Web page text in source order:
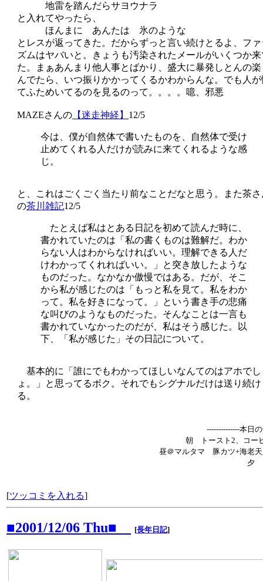
地雷を踏んだらサヨウナラ
と入れてやったら、
ほんまに あんたは 氷のような
とレスが返ってきた。だからずっと言い続けとるよ、ファ
ズムはヤバいと。きょうも汚染されたメールがいくつか来
た。まぁあんまり他人事とばかり、盛大に暴発しとんの楽
んでたら、いつ振りかかってくるかわからんな。でも人が
てふためいてるのを見るのって。。。。噫、邪悪
MAZEさんの 【迷走神経】 12/5
今は、僕が自然体で書いたものを、自然体で受け
止めてくれる人だけが読みに来てくれるような感
じ。
と、これはごくごく当たり前なことだなと思う。また茶さ
の茶川雑記12/5
たとえば私はとある日記を初めて読んだ時に、
書かれていたのは「私の書くものは難解だ。わか
らない人はわからなければいい。理解できる人だ
けわかってくれればいい。」と突き放したような
ものだった。なかなか傲慢ではある。だが、そこ
から私が感じたのは「もっと私を見て。私をわか
って。私を好きになって。」という書き手の悲痛
な叫びのようなものだった。そんなことは一言も
書かれていなかったのだが、私はそう感じた。以
下、「私が感じた」その日記について。
基本的に「誰にでもわかってほしいなんてのはアホでし
ょ。」と思ってるボク。それでもシグナルだけは送り続け
る。
--------------本日
朝 トースト2、コー
昼＠マルタマ 豚カツ+海老
夕
[ツッコミを入れる]
■2001/12/06 Thu■ [長年日記]